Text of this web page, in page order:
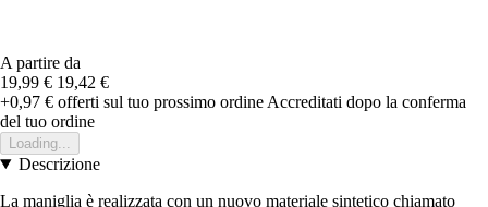
A partire da
19,99 € 19,42 €
+0,97 € offerti sul tuo prossimo ordine Accreditati dopo la conferma
del tuo ordine
Loading...
Descrizione
La maniglia è realizzata con un nuovo materiale sintetico chiamato